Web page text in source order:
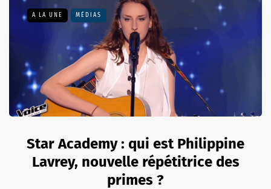
A LA UNE MÉDIAS
Star Academy : qui est Philippine
Lavrey, nouvelle répétitrice des
primes ?